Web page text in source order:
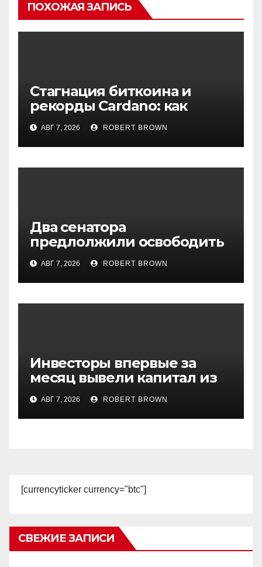
ПОХОЖАЯ ЗАПИСЬ
Стагнация биткоина и
рекорды Cardano: как
начинается август на
крипторынке
АВГ 7, 2026 ROBERT BROWN
Два сенатора
предлолжили освободить
Трампа от налогов с
криптобизнеса
АВГ 7, 2026 ROBERT BROWN
Инвесторы впервые за
месяц вывели капитал из
биржевых фондов на XRP
АВГ 7, 2026 ROBERT BROWN
[currencyticker currency="btc"]
СВЕЖИЕ ЗАПИСИ